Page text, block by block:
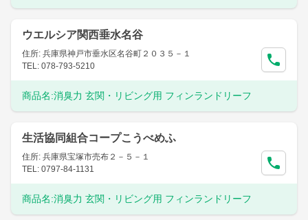
ウエルシア関西垂水名谷
住所: 兵庫県神戸市垂水区名谷町２０３５－１
TEL: 078-793-5210
商品名:消臭力 玄関・リビング用 フィンランドリーフ
生活協同組合コープこうべめふ
住所: 兵庫県宝塚市売布２－５－１
TEL: 0797-84-1131
商品名:消臭力 玄関・リビング用 フィンランドリーフ